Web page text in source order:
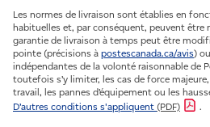
Les normes de livraison sont établies en
habituelles et, par conséquent, peuvent être
garantie de livraison à temps peut être
pointe (précisions à postescanada.ca/avis)
indépendantes de la volonté raisonnable de
toutefois s’y limiter, les cas de force
travail, les pannes d’équipement ou les
D’autres conditions s'appliquent (PDF) .